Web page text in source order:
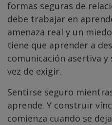
formas seguras de
debe trabajar en
amenaza real y un
tiene que aprender a
comunicación asertiva y
vez de exigir.
Sentirse seguro
aprende. Y construir
comienza cuando se